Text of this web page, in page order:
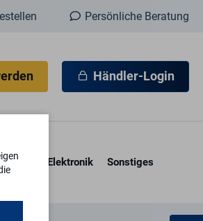
Persönliche Beratung
Händler-Login
Elektronik Sonstiges